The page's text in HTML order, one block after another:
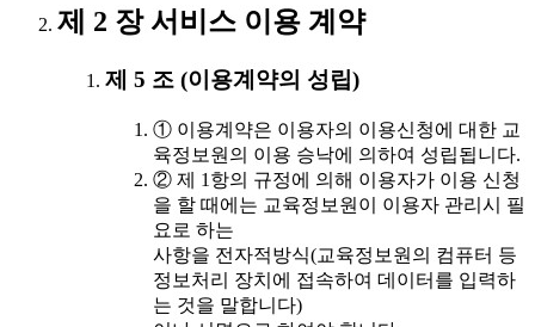
제 2 장 서비스 이용 계약
제 5 조 (이용계약의 성립)
① 이용계약은 이용자의 이용신청에 대한 교
육정보원의 이용 승낙에 의하여 성립됩니다.
② 제 1항의 규정에 의해 이용자가 이용 신청
을 할 때에는 교육정보원이 이용자 관리시 필
요로 하는
사항을 전자적방식(교육정보원의 컴퓨터 등
정보처리 장치에 접속하여 데이터를 입력하
는 것을 말합니다)